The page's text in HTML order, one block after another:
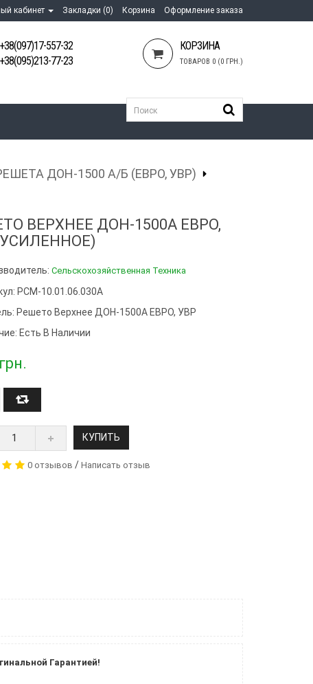
кабинет Закладки (0) Корзина Оформление заказа
+38(097)17-557-32
+38(095)213-77-23
КОРЗИНА
ТОВАРОВ 0 (0 ГРН.)
ДОН-1500 А/Б (ЕВРО, УВР)
ВЕРХНЕЕ ДОН-1500А ЕВРО,
Сельскохозяйственная Техника
РСМ-10.01.06.030А
Решето Верхнее ДОН-1500А ЕВРО, УВР
Есть В Наличии
грн.
КУПИТЬ
0 отзывов /Написать отзыв
Гарантией!